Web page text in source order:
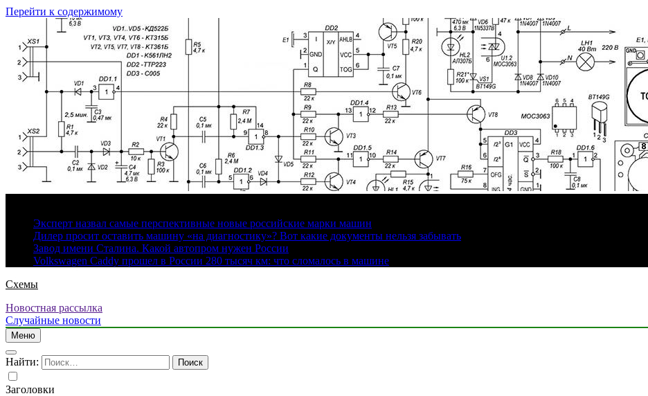
Перейти к содержимому
Эксперт назвал самые перспективные новые российские марки машин
Дилер просит оставить машину «на диагностику»? Вот какие документы нельзя забывать
Завод имени Сталина. Какой автопром нужен России
Volkswagen Caddy прошел в России 280 тысяч км: что сломалось в машине
Схемы
Новостная рассылка
Случайные новости
Меню
Найти:
Заголовки